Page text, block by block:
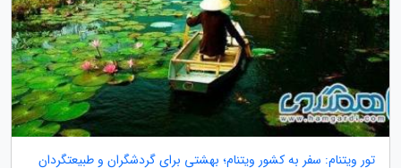
تور ویتنام: سفر به کشور ویتنام؛ بهشتی برای گردشگران و طبیعتگردان